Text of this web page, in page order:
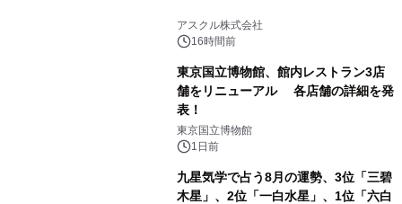
アスクル株式会社
16時間前
東京国立博物館、館内レストラン3店
舗をリニューアル 各店舗の詳細を発
表！
東京国立博物館
1日前
九星気学で占う8月の運勢、3位「三碧
木星」、2位「一白水星」、1位「六白